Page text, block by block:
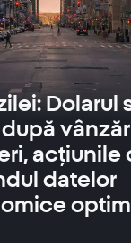
Dolarul
acțiunile
datelor